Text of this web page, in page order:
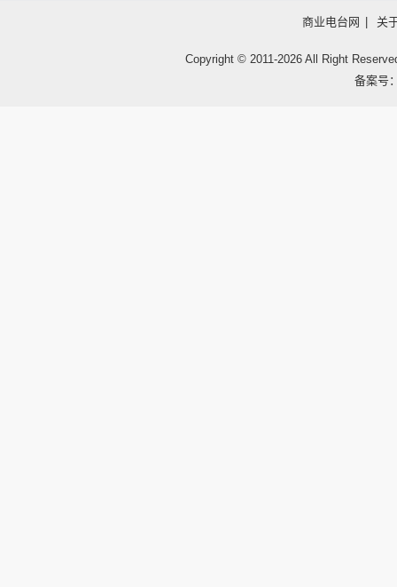
商业电台网 关
Copyright © 2011-2026 All Right
备案号